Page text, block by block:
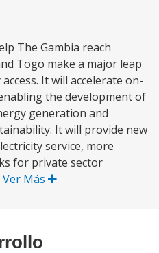
The Gambia reach
Togo make a major leap
It will accelerate on-
the development of
generation and
It will provide new
service, more
for private sector
Ver Más